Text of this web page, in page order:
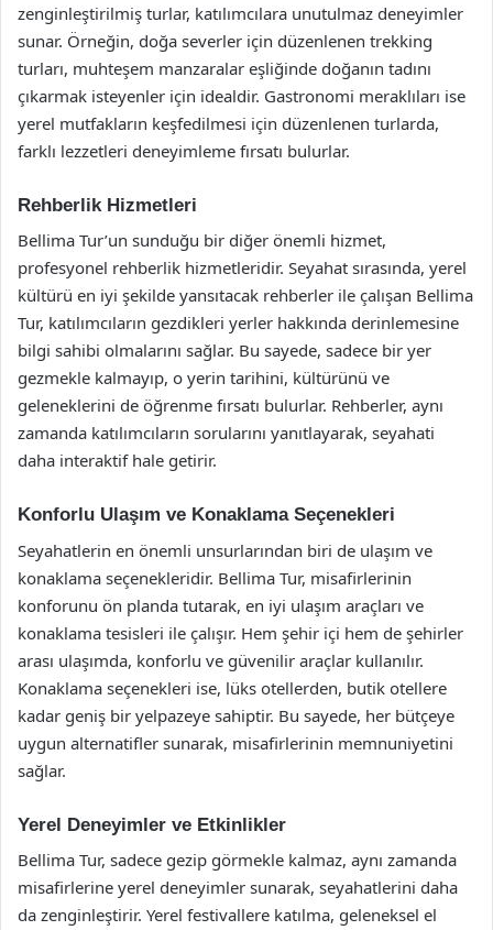
zenginleştirilmiş turlar, katılımcılara unutulmaz deneyimler
sunar. Örneğin, doğa severler için düzenlenen trekking
turları, muhteşem manzaralar eşliğinde doğanın tadını
çıkarmak isteyenler için idealdir. Gastronomi meraklıları ise
yerel mutfakların keşfedilmesi için düzenlenen turlarda,
farklı lezzetleri deneyimleme fırsatı bulurlar.
Rehberlik Hizmetleri
Bellima Tur’un sunduğu bir diğer önemli hizmet,
profesyonel rehberlik hizmetleridir. Seyahat sırasında, yerel
kültürü en iyi şekilde yansıtacak rehberler ile çalışan Bellima
Tur, katılımcıların gezdikleri yerler hakkında derinlemesine
bilgi sahibi olmalarını sağlar. Bu sayede, sadece bir yer
gezmekle kalmayıp, o yerin tarihini, kültürünü ve
geleneklerini de öğrenme fırsatı bulurlar. Rehberler, aynı
zamanda katılımcıların sorularını yanıtlayarak, seyahati
daha interaktif hale getirir.
Konforlu Ulaşım ve Konaklama Seçenekleri
Seyahatlerin en önemli unsurlarından biri de ulaşım ve
konaklama seçenekleridir. Bellima Tur, misafirlerinin
konforunu ön planda tutarak, en iyi ulaşım araçları ve
konaklama tesisleri ile çalışır. Hem şehir içi hem de şehirler
arası ulaşımda, konforlu ve güvenilir araçlar kullanılır.
Konaklama seçenekleri ise, lüks otellerden, butik otellere
kadar geniş bir yelpazeye sahiptir. Bu sayede, her bütçeye
uygun alternatifler sunarak, misafirlerinin memnuniyetini
sağlar.
Yerel Deneyimler ve Etkinlikler
Bellima Tur, sadece gezip görmekle kalmaz, aynı zamanda
misafirlerine yerel deneyimler sunarak, seyahatlerini daha
da zenginleştirir. Yerel festivallere katılma, geleneksel el